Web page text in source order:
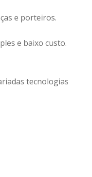
e porteiros.
e baixo custo.
tecnologias